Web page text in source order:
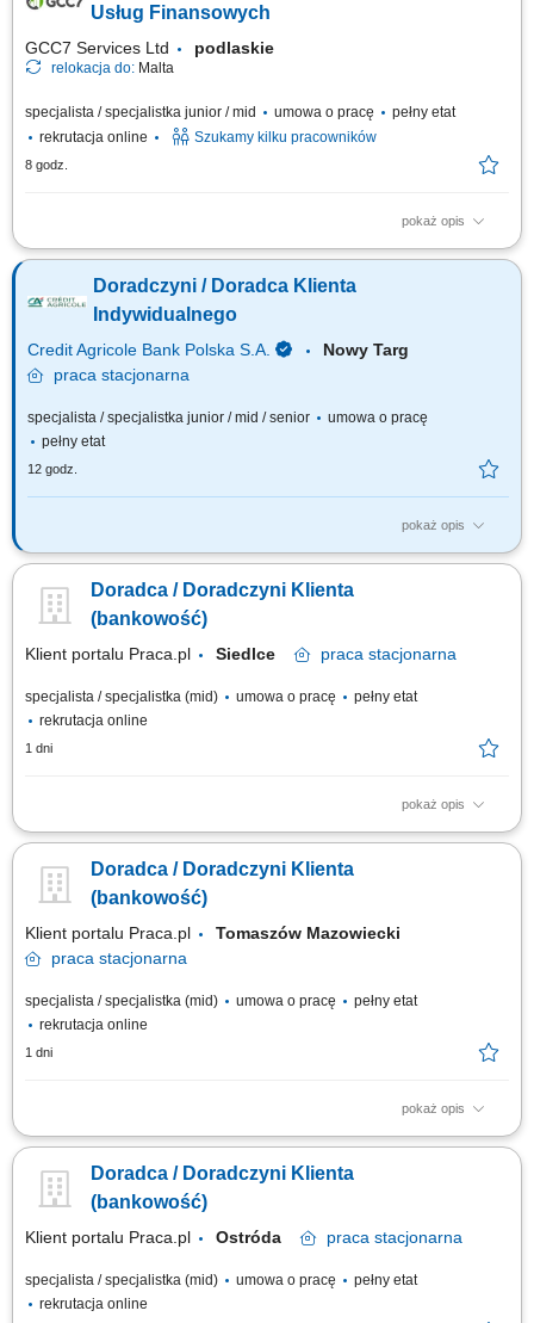
pełnym portfolio usług bankowych. Prowadzenie rozmów handlowych
Usług Finansowych
GCC7 Services Ltd podlaskie
relokacja do: Malta
specjalista / specjalistka junior / mid umowa o pracę
pełny etat
rekrutacja online
Szukamy kilku pracowników
8 godz.
pokaż opis
Zakres obowiązków: Prowadzenie telefonicznych rozmów z klientami
szkoleń z zakresu edukacji finansowej. Budowanie relacji z klientami oraz
pozyskiwanie nowych kontaktów dla partnerów biznesowych. Realizacja
Doradczyni / Doradca Klienta
Indywidualnego
Credit Agricole Bank Polska S.A.
Nowy Targ
praca stacjonarna
specjalista / specjalistka junior / mid / senior
umowa o pracę
pełny etat
12 godz.
pokaż opis
Jakie będą Twoje zadania: Pozyskiwanie nowych klientów w tym przez
długofalowych relacji opartych na zaufaniu. Identyfikacja potrzeb oraz
oczekiwań klientów i dopasowywanie produktów i usług finansowych.
Doradca / Doradczyni Klienta
(bankowość)
Klient portalu Praca.pl Siedlce praca stacjonarna
specjalista / specjalistka (mid) umowa o pracę
pełny etat
rekrutacja online
1 dni
pokaż opis
obsługa klientów; utrzymywanie dobrych relacji z klientami; realizacja
firm;
Doradca / Doradczyni Klienta
(bankowość)
Klient portalu Praca.pl
Tomaszów Mazowiecki
praca stacjonarna
specjalista / specjalistka (mid) umowa o pracę
pełny etat
rekrutacja online
1 dni
pokaż opis
obsługa klientów; utrzymywanie dobrych relacji z klientami; realizacja
firm;
Doradca / Doradczyni Klienta
(bankowość)
Klient portalu Praca.pl Ostróda praca stacjonarna
specjalista / specjalistka (mid) umowa o pracę
pełny etat
rekrutacja online